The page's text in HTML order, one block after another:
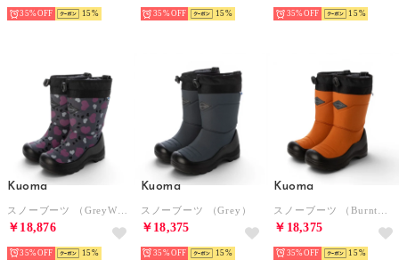
35% 15 35% 15 35% 15
Kuoma
￥18,876
35% 15
Kuoma
スノーブーツ （Grey）
￥18,375
35% 15
Kuoma
￥18,375
35% 15